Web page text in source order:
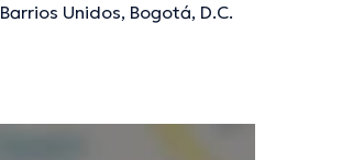
Unidos, Bogotá, D.C.